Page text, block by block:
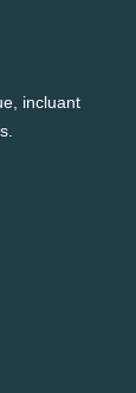
incluant